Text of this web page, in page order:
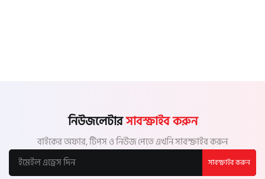
নিউজলেটারসাবস্ক্রাইব করুন
বাইকের অফার, টিপস ও নিউজ পেতে এখনি সাবস্ক্রাইব করুন
সাবস্ক্রাইব করুন